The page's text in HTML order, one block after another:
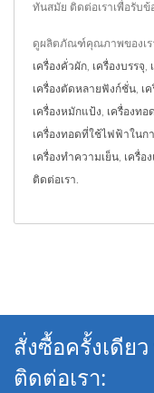
ทันสมัย ติดต่อเราเพื่อรับข้
ดูผลิตภัณฑ์คุณภาพของเร
เครื่องคั่วผัก เครื่องบรรจุ
เครื่องตัดหลายฟังก์ชั่น เ
เครื่องหมักแป้ง เครื่องท
เครื่องทอดที่ใช้ไฟฟ้าในก
เครื่องทำความเย็น เครื่อ
ติดต่อเรา
สั่งซื้อครั้งเดีย
ติดต่อเรา: